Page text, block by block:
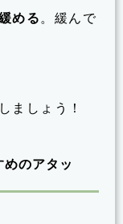
める 。緩んで
ましょう！
のアタッ